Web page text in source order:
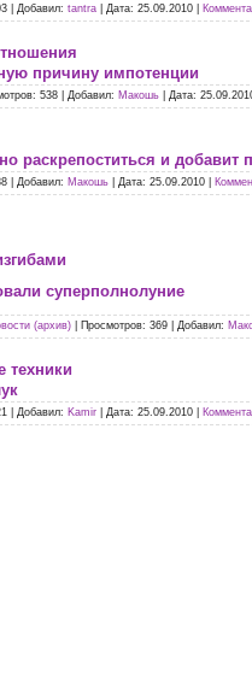
Добавил: tantra Дата: 25.09.2010
причину импотенции
538 Добавил: Макошь Дата:
раскрепоститься и добавит
Добавил: Макошь Дата: 25.09.2010
суперполнолуние
(архив) Просмотров: 369 Добавил:
техники
Добавил: Kamir Дата: 25.09.2010